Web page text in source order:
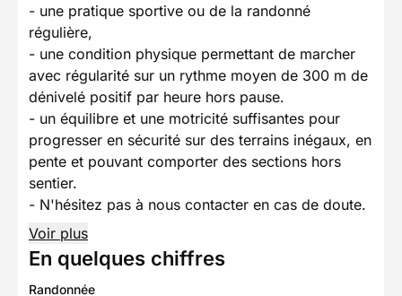
- une pratique sportive ou de la randonné
régulière,
- une condition physique permettant de marcher
avec régularité sur un rythme moyen de 300 m de
dénivelé positif par heure hors pause.
- un équilibre et une motricité suffisantes pour
progresser en sécurité sur des terrains inégaux, en
pente et pouvant comporter des sections hors
sentier.
- N'hésitez pas à nous contacter en cas de doute.
Voir plus
En quelques chiffres
Randonnée